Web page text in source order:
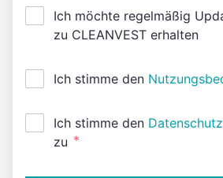
Ich möchte regelmäßig
zu CLEANVEST erhalten
Ich stimme den
Ich stimme den
zu *